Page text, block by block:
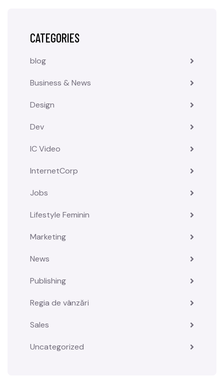
CATEGORIES
blog
Business & News
Design
Dev
IC Video
InternetCorp
Jobs
Lifestyle Feminin
Marketing
News
Publishing
Regia de vânzări
Sales
Uncategorized